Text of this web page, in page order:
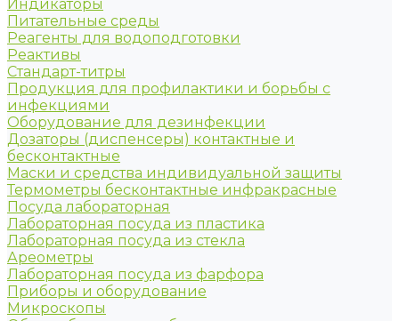
Индикаторы
Питательные среды
Реагенты для водоподготовки
Реактивы
Стандарт-титры
Продукция для профилактики и борьбы с
инфекциями
Оборудование для дезинфекции
Дозаторы (диспенсеры) контактные и
бесконтактные
Маски и средства индивидуальной защиты
Термометры бесконтактные инфракрасные
Посуда лабораторная
Лабораторная посуда из пластика
Лабораторная посуда из стекла
Ареометры
Лабораторная посуда из фарфора
Приборы и оборудование
Микроскопы